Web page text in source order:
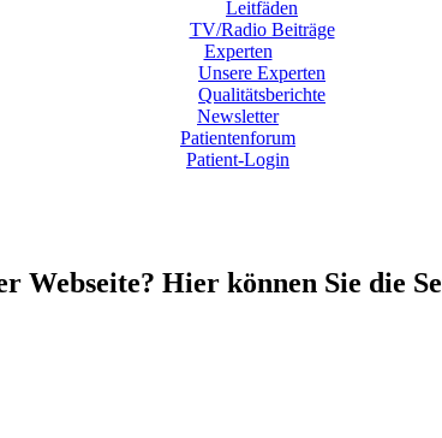
Leitfäden
TV/Radio Beiträge
Experten
Unsere Experten
Qualitätsberichte
Newsletter
Patientenforum
Patient-Login
Webseite? Hier können Sie die